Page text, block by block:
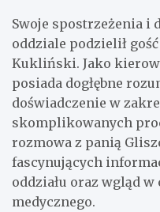
Swoje spostrzeżenia i
oddziale podzielił
Kukliński. Jako
posiada dogłębne
doświadczenie w
skomplikowanych
rozmowa z panią
fascynujących
oddziału oraz wgląd w
medycznego.